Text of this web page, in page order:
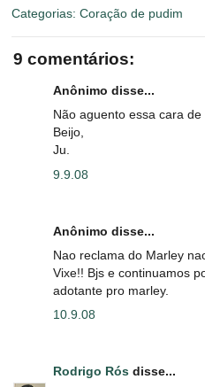
Categorias: Coração de pudim
9 comentários:
Anônimo disse...
Não aguento essa cara de
Beijo,
Ju.
9.9.08
Anônimo disse...
Nao reclama do Marley
Vixe!! Bjs e continuamos
adotante pro marley.
10.9.08
Rodrigo Rós disse...